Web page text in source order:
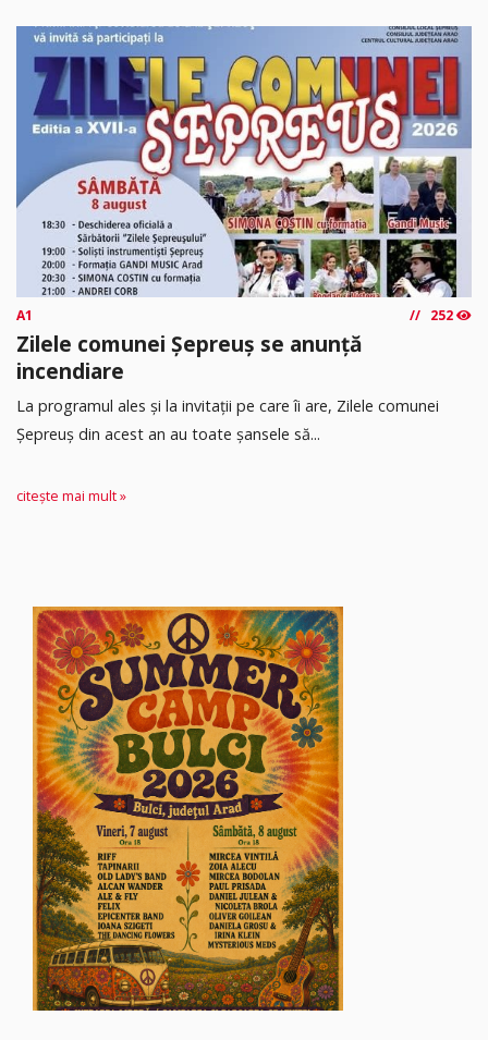
A1 252
Zilele comunei Șepreuș se anunță
incendiare
La programul ales și la invitații pe care îi are, Zilele comunei
Șepreuș din acest an au toate șansele să...
citește mai mult »